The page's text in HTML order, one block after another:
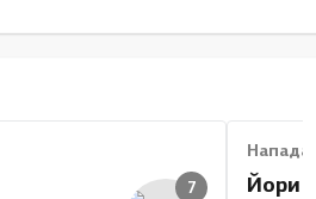
7 Йори